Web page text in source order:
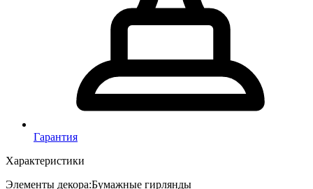
Гарантия
Характеристики
Элементы декора:Бумажные гирлянды